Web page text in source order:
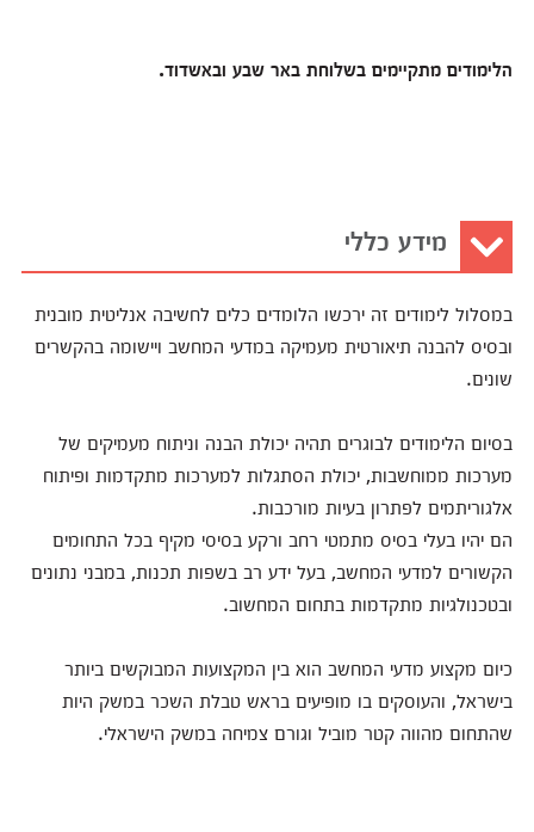
הלימודים מתקיימים בשלוחת באר שבע ובאשדוד.
מידע כללי
במסלול לימודים זה ירכשו הלומדים כלים לחשיבה אנליטית מובנית
ובסיס להבנה תיאורטית מעמיקה במדעי המחשב ויישומה בהקשרים
שונים.
בסיום הלימודים לבוגרים תהיה יכולת הבנה וניתוח מעמיקים של
מערכות ממוחשבות, יכולת הסתגלות למערכות מתקדמות ופיתוח
אלגוריתמים לפתרון בעיות מורכבות.
הם יהיו בעלי בסיס מתמטי רחב ורקע בסיסי מקיף בכל התחומים
הקשורים למדעי המחשב, בעל ידע רב בשפות תכנות, במבני נתונים
ובטכנולגיות מתקדמות בתחום המחשוב.
כיום מקצוע מדעי המחשב הוא בין המקצועות המבוקשים ביותר
בישראל, והעוסקים בו מופיעים בראש טבלת השכר במשק היות
שהתחום מהווה קטר מוביל וגורם צמיחה במשק הישראלי.